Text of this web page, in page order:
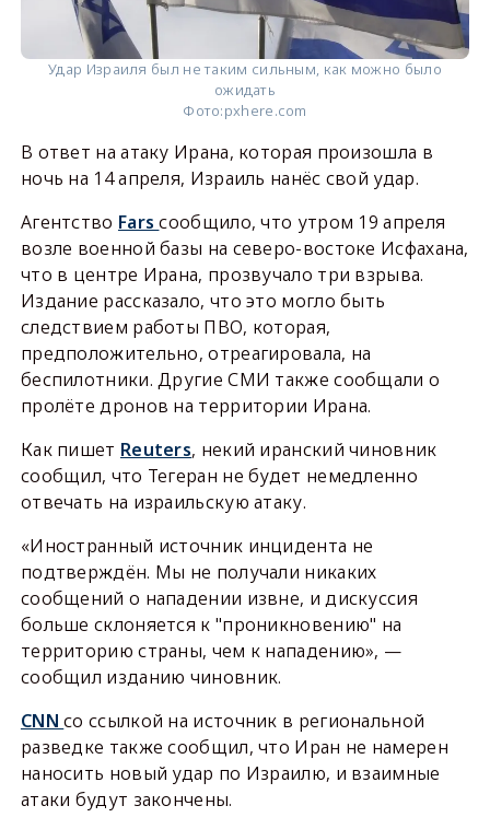
Удар Израиля был не таким сильным, как можно было
ожидать
Фото:pxhere.com
В ответ на атаку Ирана, которая произошла в
ночь на 14 апреля, Израиль нанёс свой удар.
Агентство Farsсообщило, что утром 19 апреля
возле военной базы на северо-востоке Исфахана,
что в центре Ирана, прозвучало три взрыва.
Издание рассказало, что это могло быть
следствием работы ПВО, которая,
предположительно, отреагировала, на
беспилотники. Другие СМИ также сообщали о
пролёте дронов на территории Ирана.
Как пишет Reuters, некий иранский чиновник
сообщил, что Тегеран не будет немедленно
отвечать на израильскую атаку.
«Иностранный источник инцидента не
подтверждён. Мы не получали никаких
сообщений о нападении извне, и дискуссия
больше склоняется к "проникновению" на
территорию страны, чем к нападению», —
сообщил изданию чиновник.
CNNсо ссылкой на источник в региональной
разведке также сообщил, что Иран не намерен
наносить новый удар по Израилю, и взаимные
атаки будут закончены.